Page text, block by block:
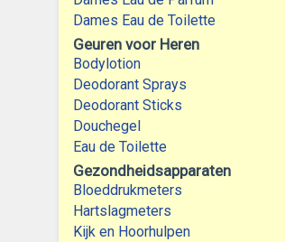
Dames Eau de Toilette
Geuren voor Heren
Bodylotion
Deodorant Sprays
Deodorant Sticks
Douchegel
Eau de Toilette
Gezondheidsapparaten
Bloeddrukmeters
Hartslagmeters
Kijk en Hoorhulpen